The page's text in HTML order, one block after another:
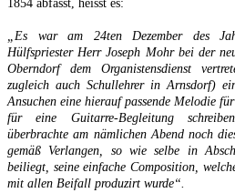
1854 abfasst, heisst es:
„Es war am 24ten Dezember des
Hülfspriester Herr Joseph Mohr bei der
Oberndorf dem Organistensdienst
zugleich auch Schullehrer in Arnsdorf)
Ansuchen eine hierauf passende Melodie
für eine Guitarre-Begleitung
überbrachte am nämlichen Abend noch
gemäß Verlangen, so wie selbe in
beiliegt, seine einfache Composition,
mit allen Beifall produzirt wurde“.